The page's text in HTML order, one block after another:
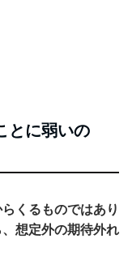
とに弱いの
くるものではあり
想定外の期待外れ